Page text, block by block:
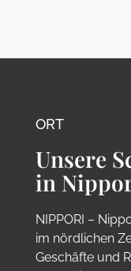
ORT
Unsere
in
NIPPORI –
im nördlichen
Geschäfte und